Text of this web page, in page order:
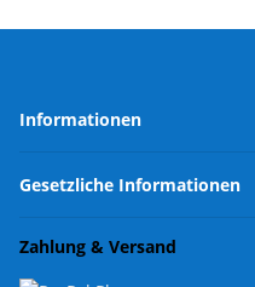
Informationen
Gesetzliche Informationen
Zahlung & Versand